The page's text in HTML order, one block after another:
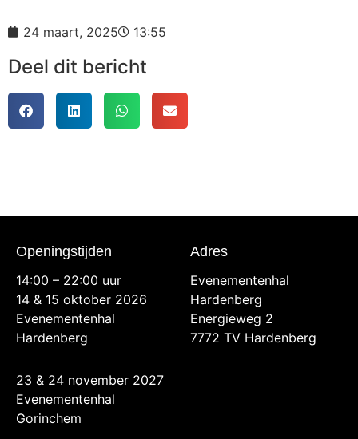
24 maart, 2025 13:55
Deel dit bericht
Openingstijden
14:00 – 22:00 uur
14 & 15 oktober 2026
Evenementenhal
Hardenberg
23 & 24 november 2027
Evenementenhal
Gorinchem
Adres
Evenementenhal
Hardenberg
Energieweg 2
7772 TV Hardenberg